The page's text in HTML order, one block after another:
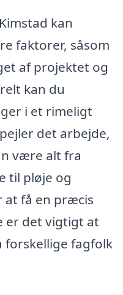
kan
faktorer, såsom
af projektet og
kan du
i et rimeligt
det arbejde,
være alt fra
til pløje og
få en præcis
er det vigtigt at
fagfolk